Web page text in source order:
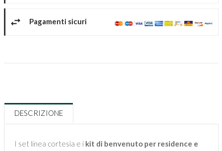
Pagamenti sicuri
DESCRIZIONE
I set linea cortesia e ikit di benvenuto per residence e